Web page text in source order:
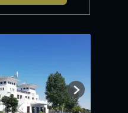
Next